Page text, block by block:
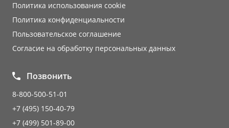
Политика использования cookie
Политика конфиденциальности
Пользовательское соглашение
Согласие на обработку персональных данных
Позвонить
8-800-500-51-01
+7 (495) 150-40-79
+7 (499) 501-89-00